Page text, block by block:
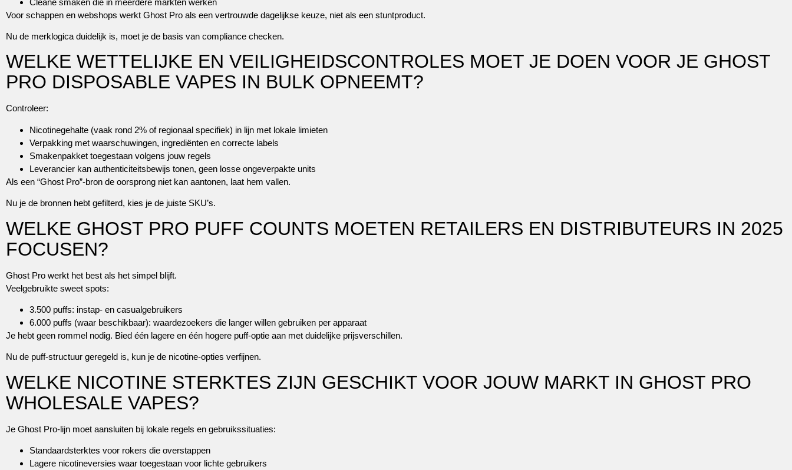
Voor schappen en webshops werkt Ghost Pro als een vertrouwde dagelijkse keuze, niet als een stuntproduct.
Nu de merklogica duidelijk is, moet je de basis van compliance checken.
WELKE WETTELIJKE EN VEILIGHEIDSCONTROLES MOET JE DOEN VOOR JE GHOST
PRO DISPOSABLE VAPES IN BULK OPNEEMT?
Controleer:
Nicotinegehalte (vaak rond 2% of regionaal specifiek) in lijn met lokale limieten
Verpakking met waarschuwingen, ingrediënten en correcte labels
Smakenpakket toegestaan volgens jouw regels
Leverancier kan authenticiteitsbewijs tonen, geen losse ongeverpakte units
Als een “Ghost Pro”-bron de oorsprong niet kan aantonen, laat hem vallen.
Nu je de bronnen hebt gefilterd, kies je de juiste SKU’s.
WELKE GHOST PRO PUFF COUNTS MOETEN RETAILERS EN DISTRIBUTEURS IN 2025
FOCUSEN?
Ghost Pro werkt het best als het simpel blijft.
Veelgebruikte sweet spots:
3.500 puffs: instap- en casualgebruikers
6.000 puffs (waar beschikbaar): waardezoekers die langer willen gebruiken per apparaat
Je hebt geen rommel nodig. Bied één lagere en één hogere puff-optie aan met duidelijke prijsverschillen.
Nu de puff-structuur geregeld is, kun je de nicotine-opties verfijnen.
WELKE NICOTINE STERKTES ZIJN GESCHIKT VOOR JOUW MARKT IN GHOST PRO
WHOLESALE VAPES?
Je Ghost Pro-lijn moet aansluiten bij lokale regels en gebruikssituaties:
Standaardsterktes voor rokers die overstappen
Lagere nicotineversies waar toegestaan voor lichte gebruikers